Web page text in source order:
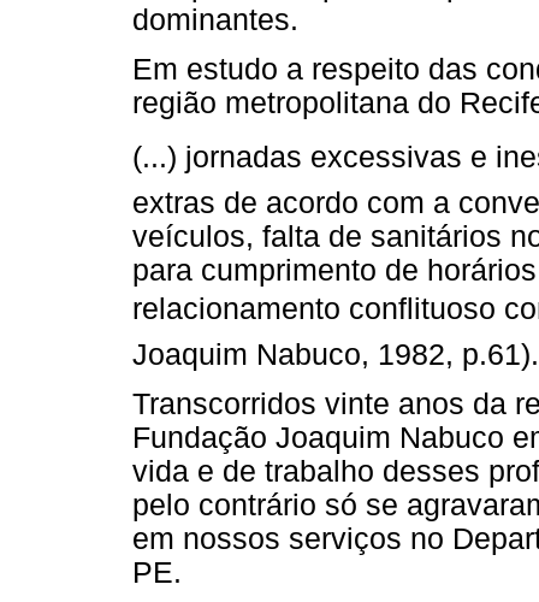
dominantes.
Em estudo a respeito das
região metropolitana do
(...) jornadas excessivas e
extras de acordo com a
veículos, falta de sanitários
para cumprimento de
relacionamento conflituoso
Joaquim Nabuco, 1982, p.61).
Transcorridos vinte anos da
Fundação Joaquim Nabuco
vida e de trabalho desses
pelo contrário só se
em nossos serviços no
PE.